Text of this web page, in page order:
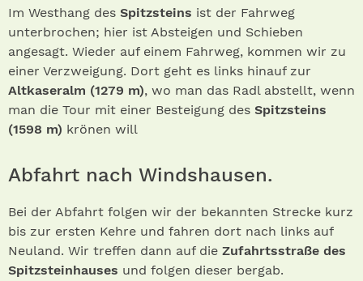
Im Westhang des Spitzsteins ist der Fahrweg
unterbrochen; hier ist Absteigen und Schieben
angesagt. Wieder auf einem Fahrweg, kommen wir zu
einer Verzweigung. Dort geht es links hinauf zur
Altkaseralm (1279 m), wo man das Radl abstellt, wenn
man die Tour mit einer Besteigung des Spitzsteins
(1598 m) krönen will
Abfahrt nach Windshausen.
Bei der Abfahrt folgen wir der bekannten Strecke kurz
bis zur ersten Kehre und fahren dort nach links auf
Neuland. Wir treffen dann auf die Zufahrtsstraße des
Spitzsteinhauses und folgen dieser bergab.